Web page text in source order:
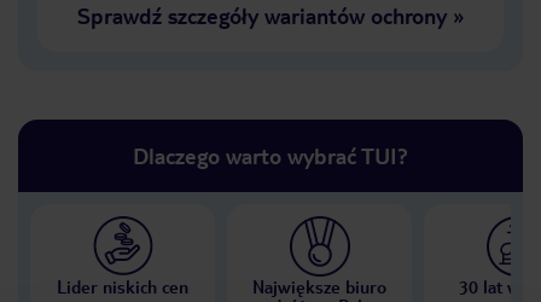
Sprawdź szczegóły wariantów ochrony»
Dlaczego warto wybrać TUI?
Lider niskich cen
Największe biuro
30 lat w